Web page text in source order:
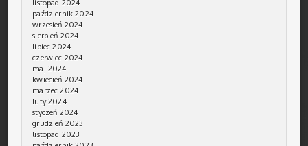
listopad 2024
październik 2024
wrzesień 2024
sierpień 2024
lipiec 2024
czerwiec 2024
maj 2024
kwiecień 2024
marzec 2024
luty 2024
styczeń 2024
grudzień 2023
listopad 2023